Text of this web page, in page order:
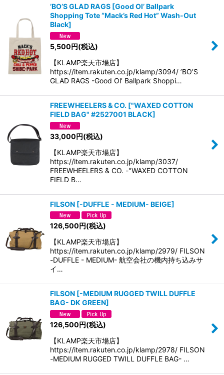
’BO’S GLAD RAGS [Good Ol’ Ballpark
Shopping Tote “Mack’s Red Hot” Wash-Out
Black]
5,500円(税込)
【KLAMP楽天市場店】
https://item.rakuten.co.jp/klamp/3094/ ’BO’S
GLAD RAGS -Good Ol’ Ballpark Shoppi…
FREEWHEELERS & CO. ["WAXED COTTON
FIELD BAG" #2527001 BLACK]
33,000円(税込)
【KLAMP楽天市場店】
https://item.rakuten.co.jp/klamp/3037/
FREEWHEELERS & CO. -"WAXED COTTON
FIELD B…
FILSON [-DUFFLE - MEDIUM- BEIGE]
126,500円(税込)
【KLAMP楽天市場店】
https://item.rakuten.co.jp/klamp/2979/ FILSON
-DUFFLE - MEDIUM- 航空会社の機内持ち込みサ
イ…
FILSON [-MEDIUM RUGGED TWILL DUFFLE
BAG- DK GREEN]
126,500円(税込)
【KLAMP楽天市場店】
https://item.rakuten.co.jp/klamp/2978/ FILSON
-MEDIUM RUGGED TWILL DUFFLE BAG- …